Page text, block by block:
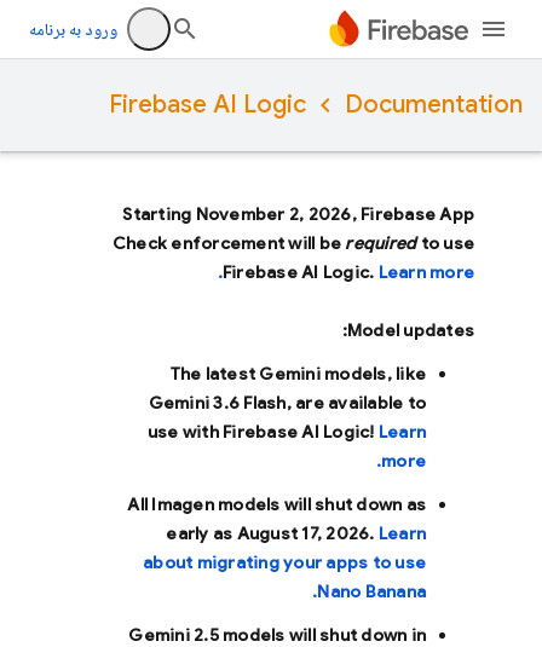
ورود به برنامه
Documentation
Firebase AI Logic
Starting November 2, 2026, Firebase App
Check enforcement will be requiredto use
Firebase AI Logic. Learn more.
Model updates:
The latest Gemini models, like
Gemini 3.6 Flash, are available to
use with Firebase AI Logic! Learn
more.
All Imagen models will shut down as
early as August 17, 2026. Learn
about migrating your apps to use
Nano Banana.
Gemini 2.5 models will shut down in